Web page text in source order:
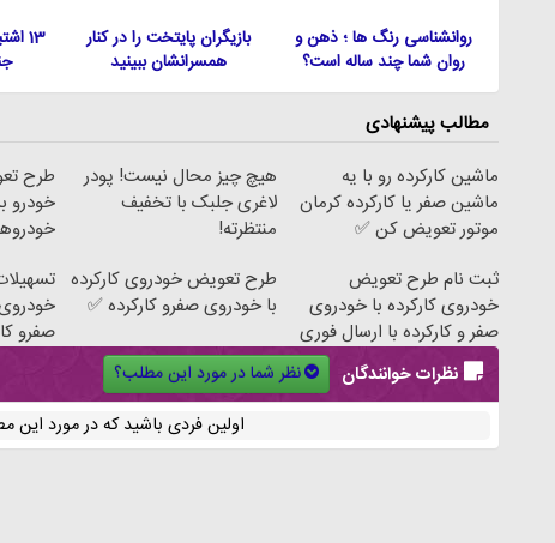
روانشناسی رنگ ها ؛ ذهن و
روان شما چند ساله است؟
بازیگران پایتخت را در کنار
همسرانشان ببینید
13
مطالب پیشنهادی
ماشین کارکرده رو با یه
ماشین صفر یا کارکرده کرمان
موتور تعویض کن ✅
هیچ چیز محال نیست! پودر
لاغری جلبک با تخفیف
منتظرته!
طرح
خودرو
ثبت نام طرح تعویض
خودروی کارکرده با خودروی
صفر و کارکرده با ارسال فوری
طرح تعویض خودروی کارکرده
با خودروی صفرو کارکرده ✅
صفرو
نظرات خوانندگان
نظر شما در مورد این مطلب؟
اولین فردی باشید که در مورد